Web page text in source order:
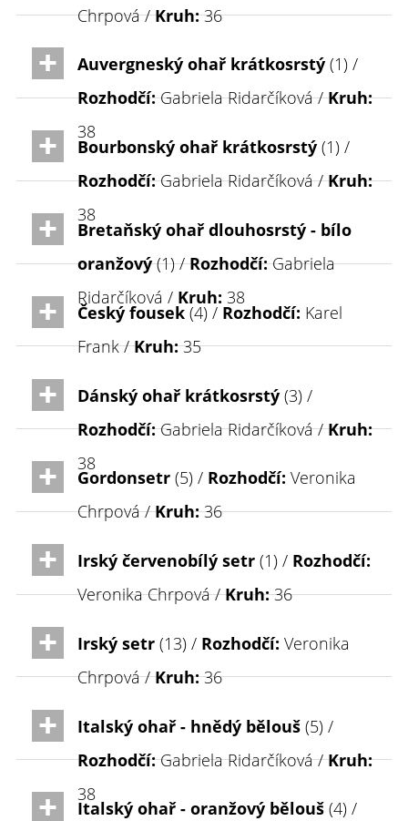
Chrpová /Kruh:36
Auvergneský ohař krátkosrstý (1) /
Rozhodčí:Gabriela Ridarčíková /Kruh:
38
Bourbonský ohař krátkosrstý (1) /
Rozhodčí:Gabriela Ridarčíková /Kruh:
38
Bretaňský ohař dlouhosrstý - bílo
oranžový(1) /Rozhodčí:Gabriela
Ridarčíková / Kruh: 38
Český fousek (4) / Rozhodčí: Karel
Frank /Kruh:35
Dánský ohař krátkosrstý (3) /
Rozhodčí:Gabriela Ridarčíková /Kruh:
38
Gordonsetr (5) / Rozhodčí: Veronika
Chrpová /Kruh:36
Irský červenobílý setr (1) / Rozhodčí:
Veronika Chrpová /Kruh:36
Irský setr (13) / Rozhodčí: Veronika
Chrpová /Kruh:36
Italský ohař - hnědý bělouš (5) /
Rozhodčí:Gabriela Ridarčíková /Kruh:
38
Italský ohař - oranžový bělouš (4) /